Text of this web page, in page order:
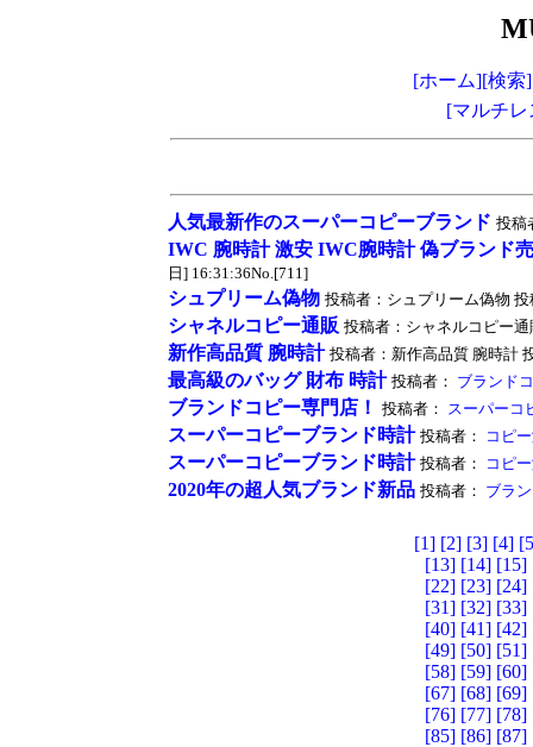
[ホーム][検索]
[マルチ
人気最新作のスーパーコピーブランド 投稿
IWC 腕時計 激安 IWC腕時計 偽ブランド
日] 16:31:36No.[711]
シュプリーム偽物 投稿者：シュプリーム偽物
シャネルコピー通販 投稿者：シャネルコピー
新作高品質 腕時計 投稿者：新作高品質 腕時計
最高級のバッグ 財布 時計 投稿者： ブランド
ブランドコピー専門店！ 投稿者： スーパーコ
スーパーコピーブランド時計 投稿者： コピ
スーパーコピーブランド時計 投稿者： コピ
2020年の超人気ブランド新品 投稿者： ブラ
[1] [2] [3] [4]
[13] [14] [15]
[22] [23] [24]
[31] [32] [33]
[40] [41] [42]
[49] [50] [51]
[58] [59] [60]
[67] [68] [69]
[76] [77] [78]
[85] [86] [87]